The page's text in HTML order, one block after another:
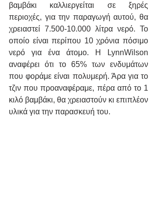
βαμβάκι καλλιεργείται σε ξηρές
περιοχές, για την παραγωγή αυτού, θα
χρειαστεί 7.500-10.000 λίτρα νερό. Το
οποίο είναι περίπου 10 χρόνια πόσιμο
νερό για ένα άτομο. Η LynnWilson
αναφέρει ότι το 65% των ενδυμάτων
που φοράμε είναι πολυμερή. Άρα για το
τζιν που προαναφέραμε, πέρα από το 1
κιλό βαμβάκι, θα χρειαστούν κι επιπλέον
υλικά για την παρασκευή του.